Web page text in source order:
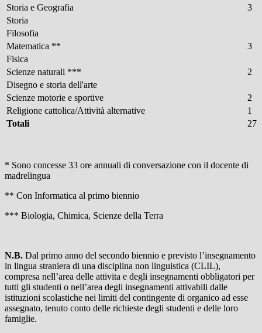
Storia e Geografia
3
Storia
Filosofia
Matematica **
3
Fisica
Scienze naturali ***
2
Disegno e storia dell'arte
Scienze motorie e sportive
2
Religione cattolica/Attività alternative
1
Totali
27
* Sono concesse 33 ore annuali di conversazione con il docente di
madrelingua
** Con Informatica al primo biennio
*** Biologia, Chimica, Scienze della Terra
N.B. Dal primo anno del secondo biennio e previsto l’insegnamento
in lingua straniera di una disciplina non linguistica (CLIL),
compresa nell’area delle attivita e degli insegnamenti obbligatori per
tutti gli studenti o nell’area degli insegnamenti attivabili dalle
istituzioni scolastiche nei limiti del contingente di organico ad esse
assegnato, tenuto conto delle richieste degli studenti e delle loro
famiglie.